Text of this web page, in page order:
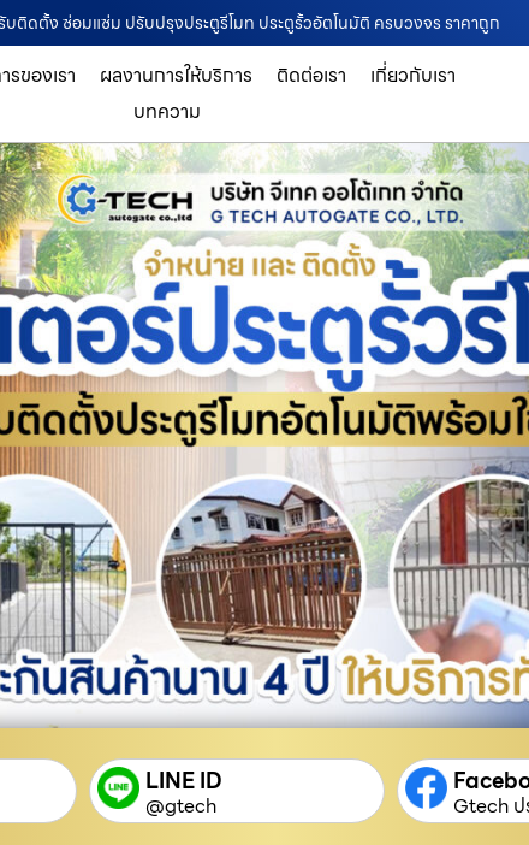
ติดตั้ง ซ่อมแซ่ม ปรับปรุงประตูรีโมท ประตูรั้วอัตโนมัติ ครบวงจร ราคาถูก
รของเรา ผลงานการให้บริการ ติดต่อเรา
เกี่ยวกับเรา
บทความ
LINE ID
@gtech Gtech ป